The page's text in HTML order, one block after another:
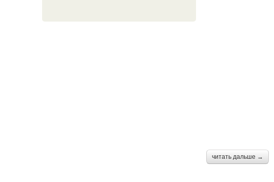
читать дальше →